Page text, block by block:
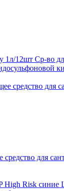
1л/12шт Ср-во
для